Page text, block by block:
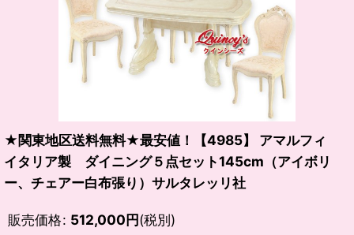
★関東地区送料無料★最安値！【4985】 アマルフィ
イタリア製 ダイニング５点セット145cm（アイボリ
ー、チェアー白布張り）サルタレッリ社
販売価格: 512,000円(税別)